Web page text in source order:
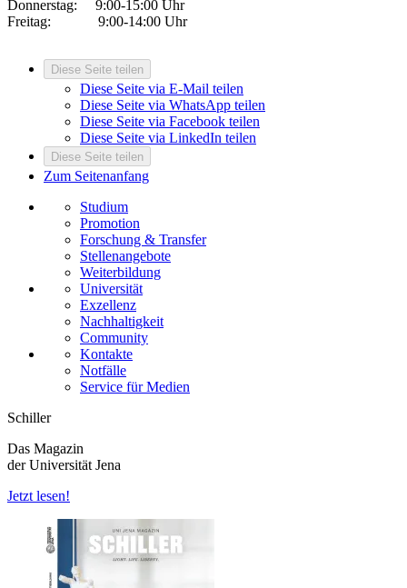
Donnerstag: 9:00-15:00 Uhr
Freitag: 9:00-14:00 Uhr
Diese Seite teilen
Diese Seite via E-Mail teilen
Diese Seite via WhatsApp teilen
Diese Seite via Facebook teilen
Diese Seite via LinkedIn teilen
Diese Seite teilen
Zum Seitenanfang
Studium
Promotion
Forschung & Transfer
Stellenangebote
Weiterbildung
Universität
Exzellenz
Nachhaltigkeit
Community
Kontakte
Notfälle
Service für Medien
Schiller
Das Magazin
der Universität Jena
Jetzt lesen!